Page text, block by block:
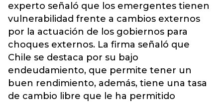
experto señaló que los emergentes tienen
vulnerabilidad frente a cambios externos
por la actuación de los gobiernos para
choques externos. La firma señaló que
Chile se destaca por su bajo
endeudamiento, que permite tener un
buen rendimiento, además, tiene una tasa
de cambio libre que le ha permitido